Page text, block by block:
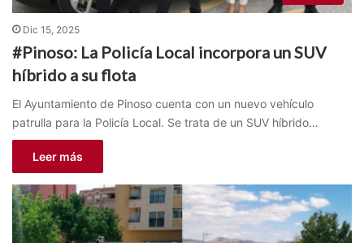
Dic 15, 2025
#Pinoso: La Policía Local incorpora un SUV
híbrido a su flota
El Ayuntamiento de Pinoso cuenta con un nuevo vehículo
patrulla para la Policía Local. Se trata de un SUV híbrido…
Leer más